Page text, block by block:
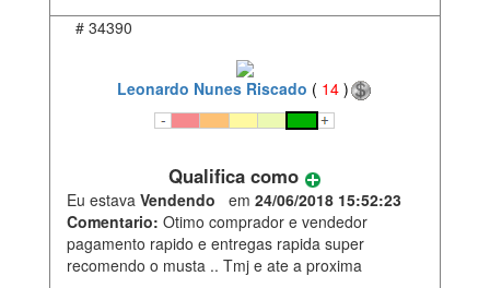
# 34390
Leonardo Nunes Riscado ( 14 )
Qualifica como
Eu estava Vendendo em 24/06/2018 15:52:23
Comentario: Otimo comprador e vendedor
pagamento rapido e entregas rapida super
recomendo o musta .. Tmj e ate a proxima